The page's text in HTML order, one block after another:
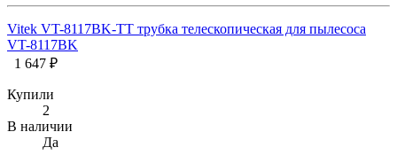
Vitek VT-8117BK-TT трубка телескопическая для пылесоса
VT-8117BK
1 647 ₽
Купили
2
В наличии
Да